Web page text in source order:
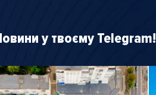
у твоєму Telegram!